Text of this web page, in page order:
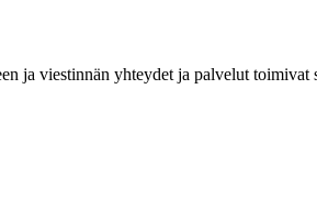
ja viestinnän yhteydet ja palvelut